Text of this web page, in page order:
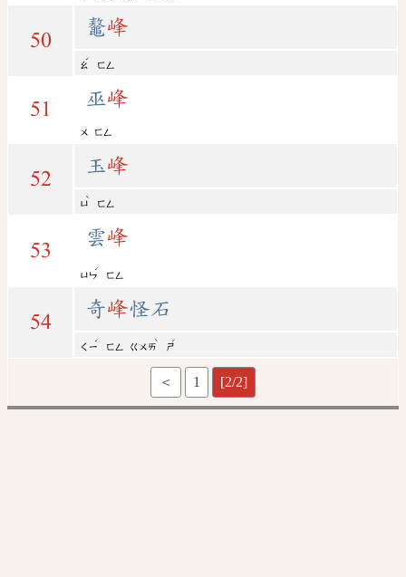
50
鼇峰
ㄠ
ˊ
ㄈㄥ
51 巫峰
ㄨ ㄈㄥ
52
玉峰
ㄩ
ˋ
ㄈㄥ
53
雲峰
ㄩㄣ
ˊ
ㄈㄥ
54
奇峰怪石
ㄑㄧ
ˊ
ㄈㄥ ㄍㄨㄞ
ˋ
ㄕ
ˊ
＜ 1 [2/2]